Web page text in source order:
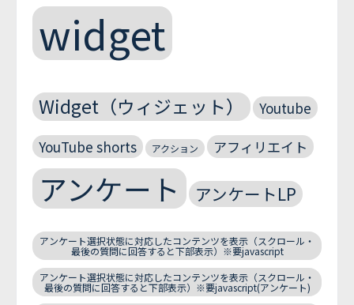
widget
Widget（ウィジェット）
Youtube
YouTube shorts
アクション アフィリエイト
アンケート アンケートLP
アンケート選択状態に対応したコンテンツを表示（スクロール・
最後の質問に回答すると下部表示）※要javascript
アンケート選択状態に対応したコンテンツを表示（スクロール・
最後の質問に回答すると下部表示）※要javascript(アンケート)